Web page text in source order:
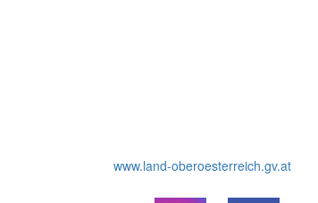
www.land-oberoesterreich.gv.at